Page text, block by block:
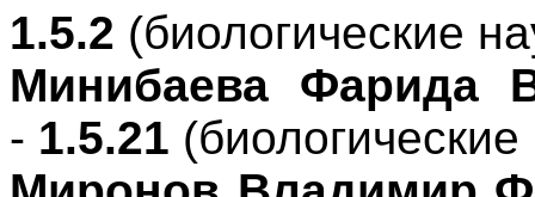
1.5.2 (биологические
Минибаева Фарида
- 1.5.21 (биологические